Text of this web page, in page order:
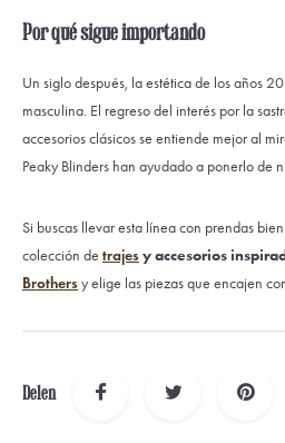
Por qué sigue importando
Un siglo después, la estética de los años
masculina. El regreso del interés por la
accesorios clásicos se entiende mejor al
Peaky Blinders han ayudado a ponerlo de
Si buscas llevar esta línea con prendas
colección de trajesy accesorios
Brothersy elige las piezas que encajen
Delen